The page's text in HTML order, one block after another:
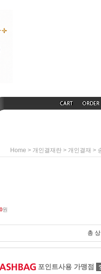
Home > 개인결재란 > 개인결재 >
원
총
포인트사용 가맹점